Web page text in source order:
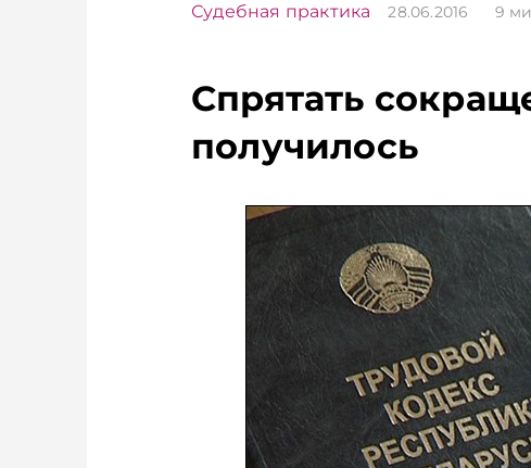
Судебная практика
28.06.2016 9
Спрятать
получилось